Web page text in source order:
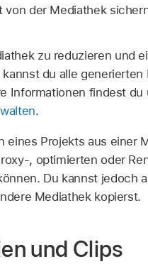
von der Mediathek
zu reduzieren und
du alle
Informationen findest du
.
eines Projekts aus einer
, optimierten oder
Du kannst jedoch
Mediathek kopierst.
und Clips